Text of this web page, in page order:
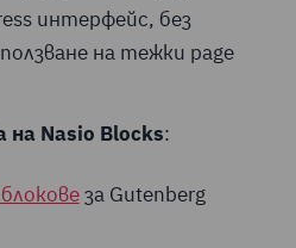
интерфейс, без
на тежки page
на Nasio Blocks:
за Gutenberg